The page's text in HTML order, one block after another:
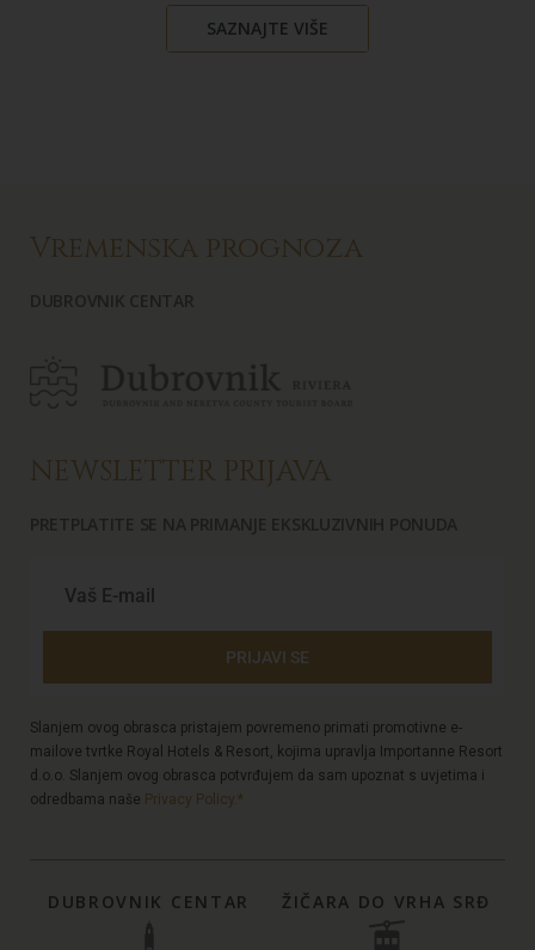
SAZNAJTE VIŠE
Vremenska prognoza
NEWSLETTER PRIJAVA
PRIJAVI SE
Slanjem ovog obrasca pristajem povremeno primati promotivne e-
mailove tvrtke Royal Hotels & Resort, kojima upravlja Importanne Resort
d.o.o. Slanjem ovog obrasca potvrđujem da sam upoznat s uvjetima i
odredbama naše Privacy Policy.*
DUBROVNIK CENTAR ŽIČARA DO VRHA SRĐ